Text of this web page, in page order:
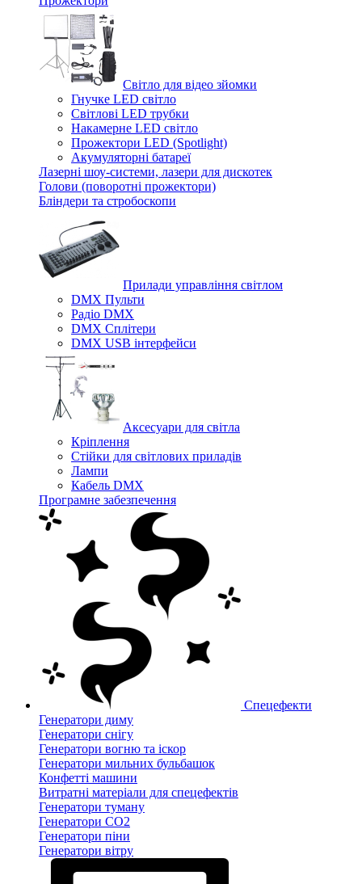
Світло для відео зйомки
Гнучке LED світло
Світлові LED трубки
Накамерне LED світло
Прожектори LED (Spotlight)
Акумуляторні батареї
Лазерні шоу-системи, лазери для дискотек
Голови (поворотні прожектори)
Бліндери та стробоскопи
Прилади управління світлом
DMX Пульти
Радіо DMX
DMX Сплітери
DMX USB інтерфейси
Аксесуари для світла
Кріплення
Стійки для світлових приладів
Лампи
Кабель DMX
Програмне забезпечення
Спецефекти
Генератори диму
Генератори снігу
Генератори вогню та іскор
Генератори мильних бульбашок
Конфетті машини
Витратні матеріали для спецефектів
Генератори туману
Генератори CO2
Генератори піни
Генератори вітру